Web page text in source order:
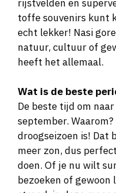
rijstvelden en
toffe souvenirs kunt
echt lekker! Nasi
natuur, cultuur of
heeft het allemaal.
Wat is de beste
De beste tijd om
september.
droogseizoen is! Dat
meer zon, dus
doen. Of je nu wilt
bezoeken of